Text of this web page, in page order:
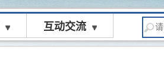
互动交流